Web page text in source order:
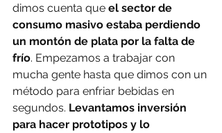
dimos cuenta que el sector de
consumo masivo estaba perdiendo
un montón de plata por la falta de
frío. Empezamos a trabajar con
mucha gente hasta que dimos con un
método para enfriar bebidas en
segundos. Levantamos inversión
para hacer prototipos y lo